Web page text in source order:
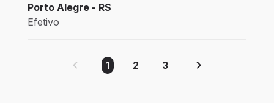
Porto Alegre - RS
Efetivo
1 2 3